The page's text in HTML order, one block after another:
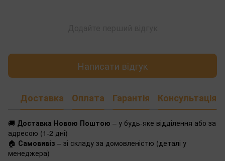
Написати відгук
Доставка Оплата Гарантія Консультація
🚚 Доставка Новою Поштою – у будь-яке відділення або за
адресою (1-2 дні)
🏠 Самовивіз – зі складу за домовленістю (деталі у
менеджера)